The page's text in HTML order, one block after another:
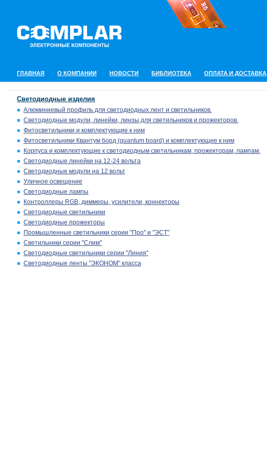
ГЛАВНАЯ О КОМПАНИИ НОВОСТИ БИБЛИОТЕКА ОПЛАТА И ДОСТАВКА
Светодиодные изделия
Алюминиевый профиль для светодиодных лент и светильников.
Светодиодные модули, линейки, линзы для светильников и прожекторов.
Фитосветильники и комплектующие к ним
Фитосветильники Квантум борд (quantum board) и комплектующие к ним
Корпуса и комплектующие к светодиодным светильникам, прожекторам, лампам.
Светодиодные линейки на 12-24 вольта
Светодиодные модули на 12 вольт
Уличное освещение
Светодиодные лампы
Контроллеры RGB, диммеры, усилители, коннекторы
Светодиодные светильники
Светодиодные прожекторы
Промышленные светильники серии "Про" и "ЭСТ"
Светильники серии "Слим"
Светодиодные светильники серии "Линия"
Светодиодные ленты "ЭКОНОМ" класса